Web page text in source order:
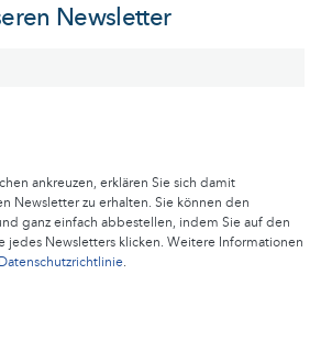
Newsletter
ankreuzen, erklären Sie sich damit
Newsletter zu erhalten. Sie können den
ganz einfach abbestellen, indem Sie auf den
jedes Newsletters klicken. Weitere Informationen
Datenschutzrichtlinie.